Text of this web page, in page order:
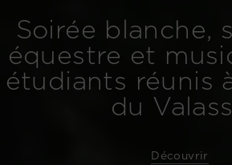
Soirée blanche,
équestre et
étudiants réunis
du
Découvrir